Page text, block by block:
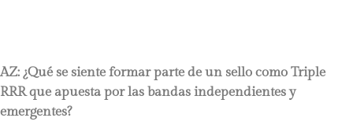
AZ: ¿Qué se siente formar parte de un sello como Triple
RRR que apuesta por las bandas independientes y
emergentes?